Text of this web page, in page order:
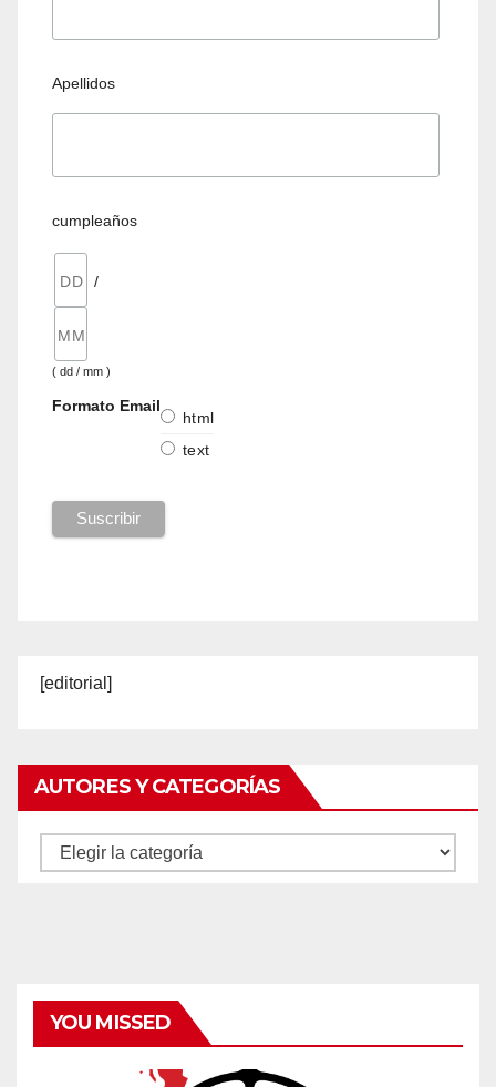
Apellidos
cumpleaños
/
( dd / mm )
Formato Email
html
text
[editorial]
AUTORES Y CATEGORÍAS
Autores
YOU MISSED